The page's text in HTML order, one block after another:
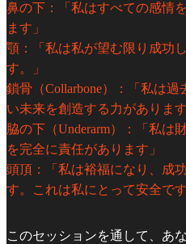
鼻の下：「私はすべての感情
ます」
顎：「私は私が望む限り成功
す。」
鎖骨（Collarbone）：「私は
い未来を創造する力があります
脇の下（Underarm）：「私は
を完全に責任があります」
頭頂：「私は裕福になり、成
す。これは私にとって安全です
このセッションを通して、あ